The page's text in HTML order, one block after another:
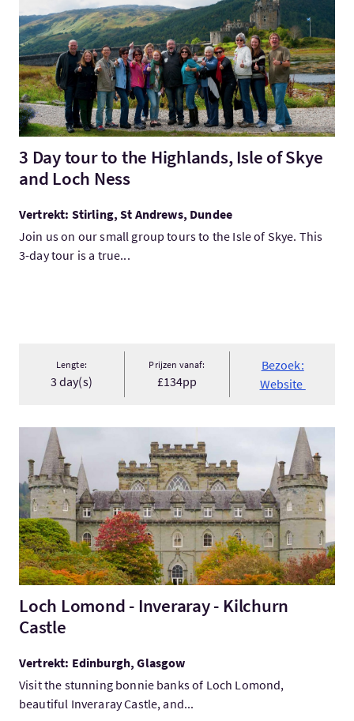
3 Day tour to the Highlands, Isle of Skye
and Loch Ness
Vertrekt: Stirling, St Andrews, Dundee
Join us on our small group tours to the Isle of Skye. This
3-day tour is a true...
Lengte:
3 day(s)
Prijzen vanaf:
£134pp
Bezoek:
Website
Bezoek:Loch Lomond - Inveraray - Kilchurn Castle
Loch Lomond - Inveraray - Kilchurn
Castle
Vertrekt: Edinburgh, Glasgow
Visit the stunning bonnie banks of Loch Lomond,
beautiful Inveraray Castle, and...